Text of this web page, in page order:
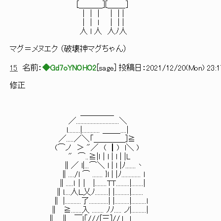
人 l 人 人ﾉ人
マグ＝メヌエク （破壊神マグちゃん）
15 名前： ◆Gd7oYNOHO2 sage ] 投稿日： 2021/12/20(Mon)
修正
／.............................＼
／.....／＼「＿＿＿＿]≧
(⌒ノ ＞ "／ ( ┃) l＼ )
" ⌒..≧|ｌ | l | l | |L
∥／ l|...⌒＼ l | l |ﾉ.......丶
∥..../l ⌒ ....... }l | |ﾉ............. l
∥.....ｌ｜| |........TＴ.........|........|
∥l....人Ｌ乂ﾉ.........| |..........|........
∥ |...........了.............| |..........|..........l
∥ ≧.......入 ........ ﾉﾉ..... ノ|..........|
∥ ∥ ￣l「///[三]//」 ｌ...........